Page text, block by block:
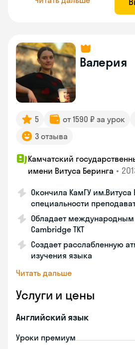
Валерия
5 от 1590 ₽ за урок
3 отзыва
Камчатский
имени Витуса Беринга •
Окончила КамГУ им.Витуса
специальности
Обладает
Cambridge TKT
Создает расслабленную
изучения языка
Читать дальше
Услуги и цены
Английский язык
Уроки премиум